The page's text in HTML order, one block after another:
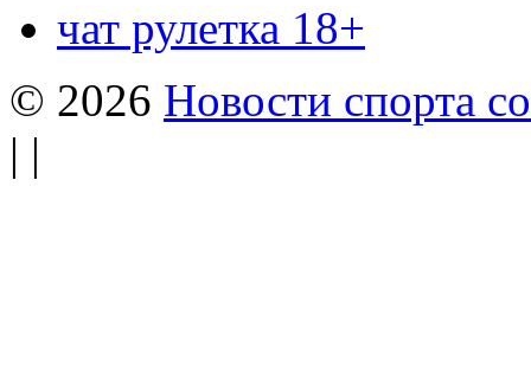
чат рулетка 18+
© 2026 Новости спорта
| |